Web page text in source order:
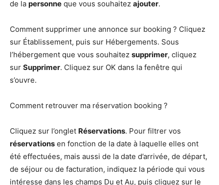
de la personne que vous souhaitez ajouter.
Comment supprimer une annonce sur booking ? Cliquez
sur Établissement, puis sur Hébergements. Sous
l’hébergement que vous souhaitez supprimer, cliquez
sur Supprimer. Cliquez sur OK dans la fenêtre qui
s’ouvre.
Comment retrouver ma réservation booking ?
Cliquez sur l’onglet Réservations. Pour filtrer vos
réservations en fonction de la date à laquelle elles ont
été effectuées, mais aussi de la date d’arrivée, de départ,
de séjour ou de facturation, indiquez la période qui vous
intéresse dans les champs Du et Au, puis cliquez sur le